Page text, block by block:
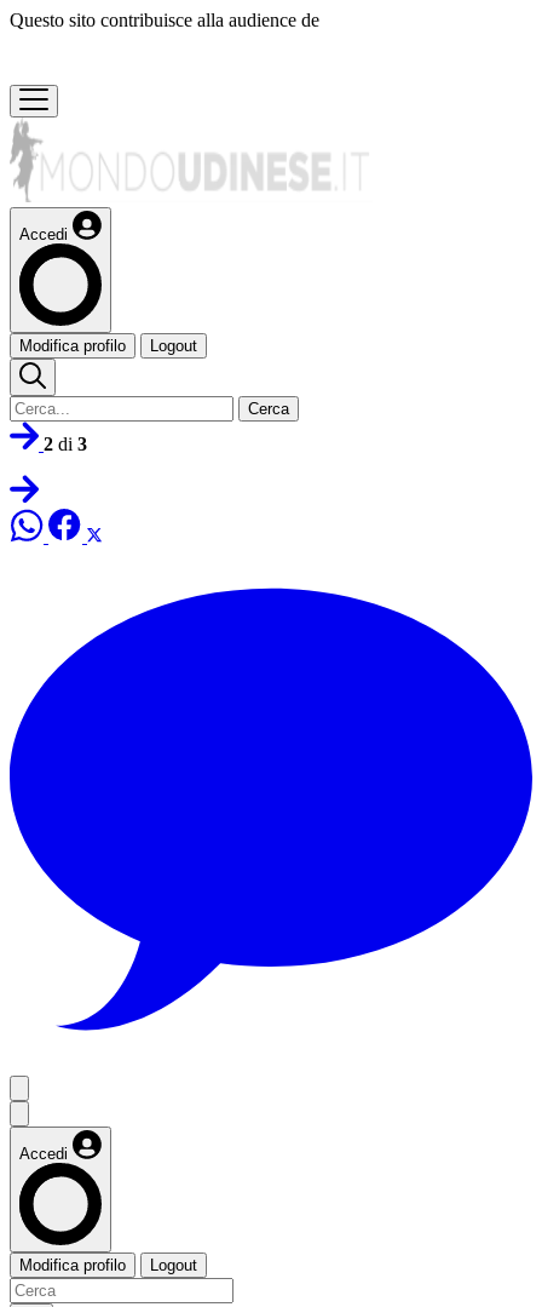
Questo sito contribuisce alla audience de
Accedi
Modifica profilo Logout
Cerca
2 di 3
Accedi
Modifica profilo Logout